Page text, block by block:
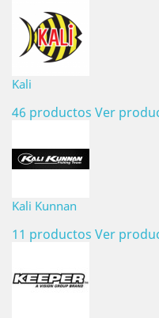
Kali
46 productos Ver
Kali Kunnan
11 productos Ver